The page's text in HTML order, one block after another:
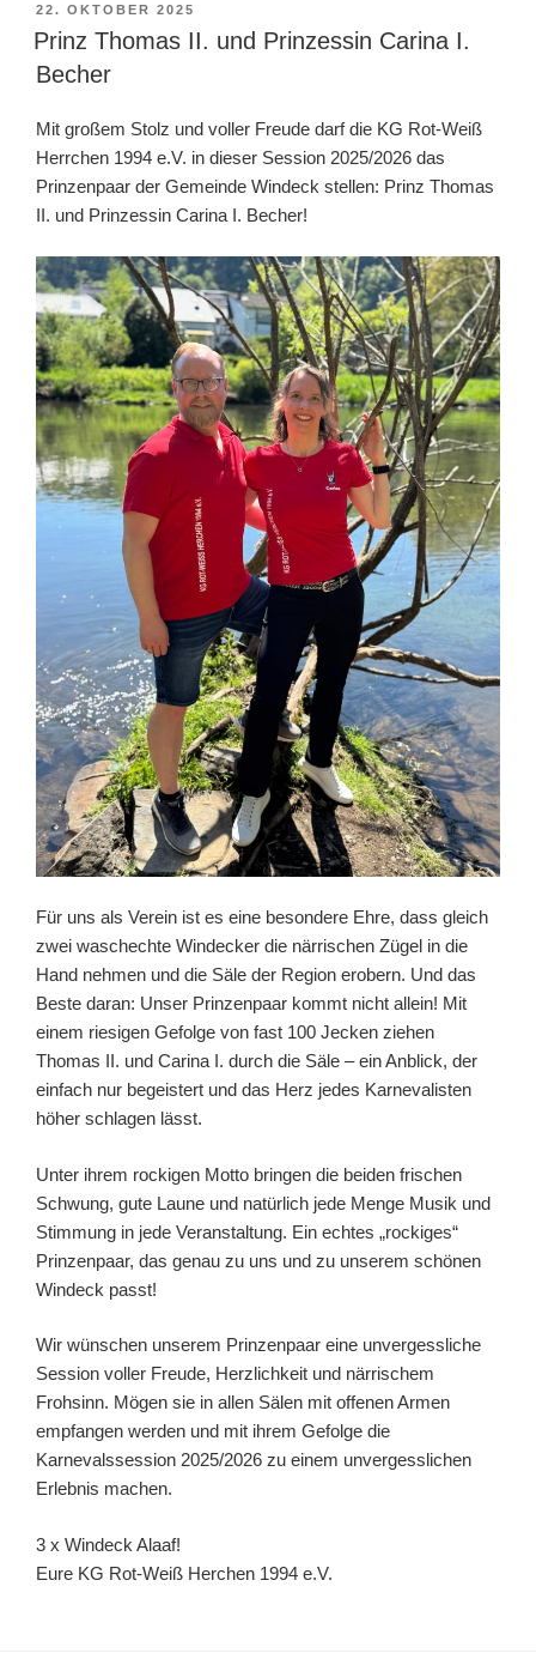
VERÖFFENTLICHT
AM
22. OKTOBER 2025
Prinz Thomas II. und Prinzessin Carina I.
Becher
Mit großem Stolz und voller Freude darf die KG Rot-Weiß
Herrchen 1994 e.V. in dieser Session 2025/2026 das
Prinzenpaar der Gemeinde Windeck stellen: Prinz Thomas
II. und Prinzessin Carina I. Becher!
Für uns als Verein ist es eine besondere Ehre, dass gleich
zwei waschechte Windecker die närrischen Zügel in die
Hand nehmen und die Säle der Region erobern. Und das
Beste daran: Unser Prinzenpaar kommt nicht allein! Mit
einem riesigen Gefolge von fast 100 Jecken ziehen
Thomas II. und Carina I. durch die Säle – ein Anblick, der
einfach nur begeistert und das Herz jedes Karnevalisten
höher schlagen lässt.
Unter ihrem rockigen Motto bringen die beiden frischen
Schwung, gute Laune und natürlich jede Menge Musik und
Stimmung in jede Veranstaltung. Ein echtes „rockiges“
Prinzenpaar, das genau zu uns und zu unserem schönen
Windeck passt!
Wir wünschen unserem Prinzenpaar eine unvergessliche
Session voller Freude, Herzlichkeit und närrischem
Frohsinn. Mögen sie in allen Sälen mit offenen Armen
empfangen werden und mit ihrem Gefolge die
Karnevalssession 2025/2026 zu einem unvergesslichen
Erlebnis machen.
3 x Windeck Alaaf!
Eure KG Rot-Weiß Herchen 1994 e.V.